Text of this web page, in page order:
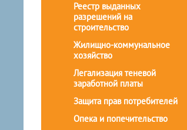
Реестр выданных
разрешений на
строительство
Жилищно-коммунальное
хозяйство
Легализация теневой
заработной платы
Защита прав потребителей
Опека и попечительство